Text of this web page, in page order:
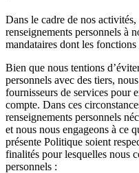
Dans le cadre de nos
renseignements personnels à
mandataires dont les fonctions
Bien que nous tentions
personnels avec des tiers,
fournisseurs de services pour
compte. Dans ces
renseignements personnels
et nous nous engageons à ce
présente Politique soient
finalités pour lesquelles nous
personnels :